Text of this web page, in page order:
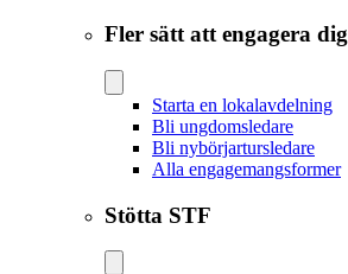
Fler sätt att engagera dig
Starta en lokalavdelning
Bli ungdomsledare
Bli nybörjartursledare
Alla engagemangsformer
Stötta STF